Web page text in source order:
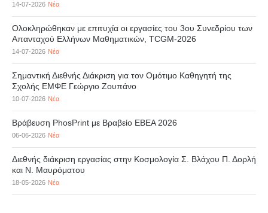
14-07-2026 Νέα
Ολοκληρώθηκαν με επιτυχία οι εργασίες του 3ου Συνεδρίου των
Απανταχού Ελλήνων Μαθηματικών, TCGM-2026
14-07-2026 Νέα
Σημαντική Διεθνής Διάκριση για τον Ομότιμο Καθηγητή της
Σχολής ΕΜΦΕ Γεώργιο Ζουπάνο
10-07-2026 Νέα
Βράβευση PhosPrint με Βραβείο ΕΒΕΑ 2026
06-06-2026 Νέα
Διεθνής διάκριση εργασίας στην Κοσμολογία Σ. Βλάχου Π. Δορλή
και Ν. Μαυρόματου
18-05-2026 Νέα